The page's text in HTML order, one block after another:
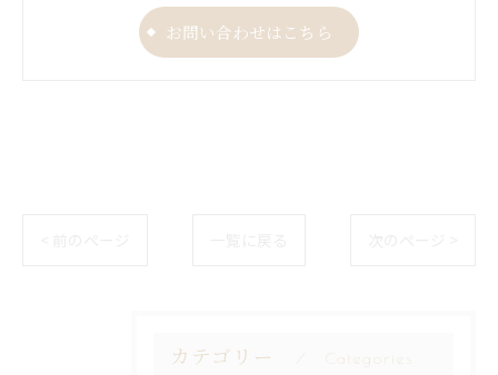
お問い合わせはこちら
カテゴリー Categories